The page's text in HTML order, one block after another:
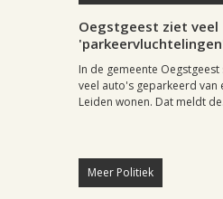
Oegstgeest ziet veel
In de gemeente
veel auto's geparkeerd van
Leiden wonen. Dat meldt
Meer Politiek